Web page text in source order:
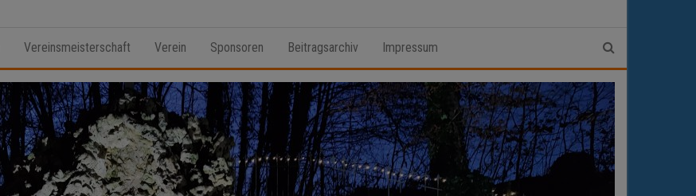
Dinkelscherben
e.V.
Vereinsmeisterschaft Verein Sponsoren Beitragsarchiv Impressum